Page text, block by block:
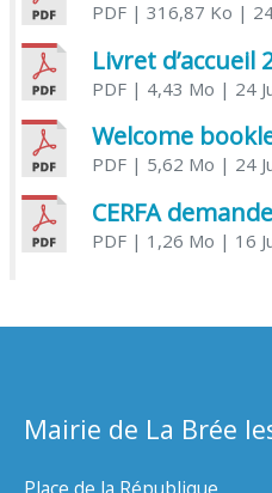
PDF| 316,87 Ko |
Livret d’accueil
PDF| 4,43 Mo | 24
Welcome
PDF| 5,62 Mo | 24
PDF| 1,26 Mo | 16
Mairie de La Brée